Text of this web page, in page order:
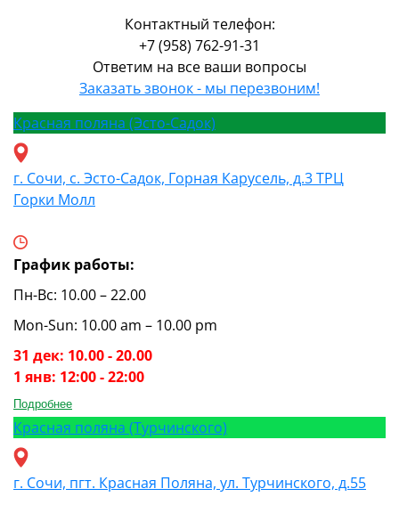
Контактный телефон:
+7 (958) 762-91-31
Ответим на все ваши вопросы
Заказать звонок - мы перезвоним!
Красная поляна (Эсто-Садок)
г. Сочи, с. Эсто-Садок, Горная Карусель, д.3 ТРЦ
Горки Молл
График работы:
Пн-Вс: 10.00 – 22.00
Mon-Sun: 10.00 am – 10.00 pm
31 дек: 10.00 - 20.00
1 янв: 12:00 - 22:00
Подробнее
Красная поляна (Турчинского)
г. Сочи, пгт. Красная Поляна, ул. Турчинского, д.55